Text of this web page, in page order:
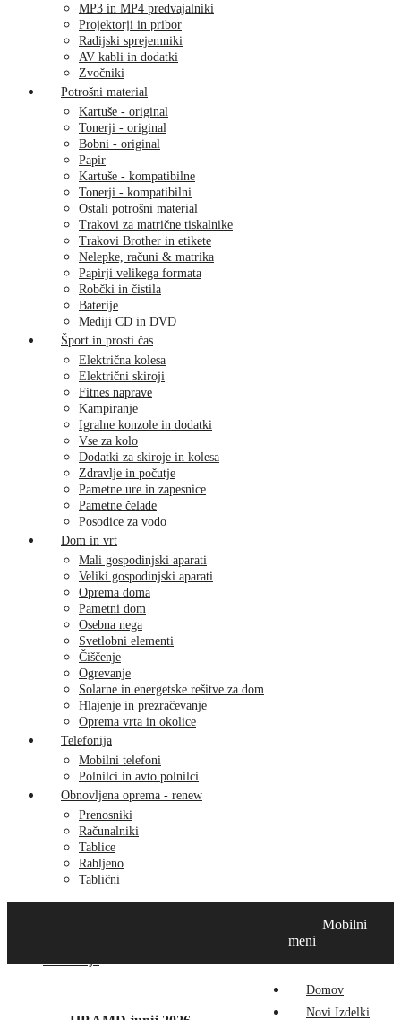
MP3 in MP4 predvajalniki
Projektorji in pribor
Radijski sprejemniki
AV kabli in dodatki
Zvočniki
Potrošni material
Kartuše - original
Tonerji - original
Bobni - original
Papir
Kartuše - kompatibilne
Tonerji - kompatibilni
Ostali potrošni material
Trakovi za matrične tiskalnike
Trakovi Brother in etikete
Nelepke, računi & matrika
Papirji velikega formata
Robčki in čistila
Baterije
Mediji CD in DVD
Šport in prosti čas
Električna kolesa
Električni skiroji
Fitnes naprave
Kampiranje
Igralne konzole in dodatki
Vse za kolo
Dodatki za skiroje in kolesa
Zdravlje in počutje
Pametne ure in zapesnice
Pametne čelade
Posodice za vodo
Dom in vrt
Mali gospodinjski aparati
Veliki gospodinjski aparati
Oprema doma
Pametni dom
Osebna nega
Svetlobni elementi
Čiščenje
Ogrevanje
Solarne in energetske rešitve za dom
Hlajenje in prezračevanje
Oprema vrta in okolice
Telefonija
Mobilni telefoni
Polnilci in avto polnilci
Obnovljena oprema - renew
Prenosniki
Računalniki
Tablice
Rabljeno
Tablični
Mobilni
meni
Domov
Novi Izdelki